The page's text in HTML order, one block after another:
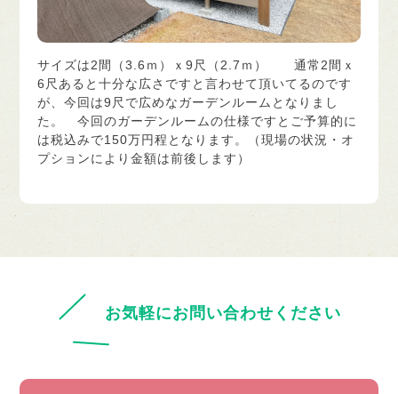
サイズは2間（3.6ｍ）ｘ9尺（2.7ｍ） 通常2間ｘ
6尺あると十分な広さですと言わせて頂いてるのです
が、今回は9尺で広めなガーデンルームとなりまし
た。 今回のガーデンルームの仕様ですとご予算的に
は税込みで150万円程となります。（現場の状況・オ
プションにより金額は前後します）
お気軽にお問い合わせください